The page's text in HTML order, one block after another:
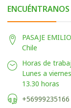
ENCUÉNTRANOS
PASAJE
Chile
Horas de
Lunes a
13.30 horas
+56999235166